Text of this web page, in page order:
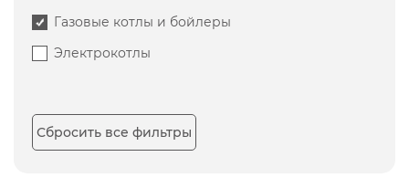
Газовые котлы и бойлеры
Электрокотлы
Сбросить все фильтры